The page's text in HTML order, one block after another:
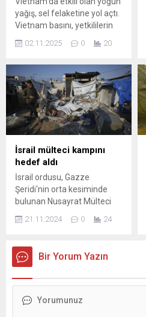
yağış, sel felaketine yol açtı.
Vietnam basını, yetkililerin
etkisini devam ettiren sel
yaptığını duyurdu. Yapılan
açıklamada,, sel nedeniyle
28 kişinin hayatını ...
02.11.2025 0 20
İsrail mülteci kampını
hedef aldı
İsrail ordusu, Gazze
Şeridi'nin orta kesiminde
bulunan Nusayrat Mülteci
Kampı bünyesindeki 5.
Kamp bölgesine topçu
Düzenlenen saldırıda 3
Filistinli yaşamını yitirdi. İsrail
21.11.2024 0 24
Bir Yorum Yazın